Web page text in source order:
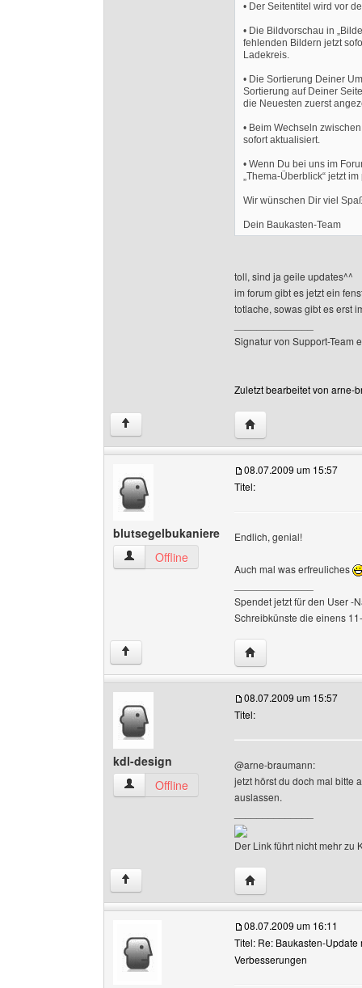
• Der Seitentitel wird vor
• Die Bildvorschau in
fehlenden Bildern jetzt
Ladekreis.
• Die Sortierung Deiner
Sortierung auf Deiner
die Neuesten zuerst
• Beim Wechseln
sofort aktualisiert.
• Wenn Du bei uns im
„Thema-Überblick“ jetzt
Wir wünschen Dir viel
Dein Baukasten-Team
toll, sind ja geile updates^^
im forum gibt es jetzt ein
totlache, sowas gibt es erst
Signatur von Support-Team
Zuletzt bearbeitet von arne-
↑ Website dieses
blutsegelbukaniere
blutsegelbukaniere Benutzer-Profile anzeigen
Offline
08.07.2009 um 15:57
Titel:
Endlich, genial!
Auch mal was erfreuliches
Spendet jetzt für den User -
Schreibkünste die einens
↑ Website dieses
kdl-design
kdl-design Benutzer-Profile anzeigen
Offline
08.07.2009 um 15:57
Titel:
@arne-braumann:
jetzt hörst du doch mal bitte
auslassen.
Der Link führt nicht mehr zu
↑ Website dieses
08.07.2009 um 16:11
Titel: Re: Baukasten-Update
Verbesserungen